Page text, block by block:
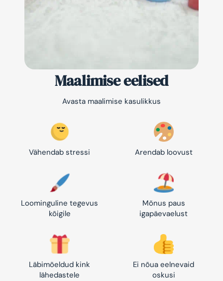
Maalimise eelised
Avasta maalimise kasulikkus
Vähendab stressi Arendab loovust
Loominguline tegevus
kõigile
Mõnus paus
igapäevaelust
Läbimõeldud kink
lähedastele
Ei nõua eelnevaid
oskusi